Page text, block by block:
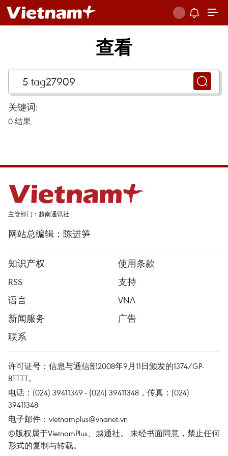
查看
关键词:
0 结果
主管部门：越南通讯社
网站总编辑：陈进笋
知识产权
使用条款
RSS
支持
语言
VNA
新闻服务
广告
联系
许可证号：信息与通信部2008年9月11日颁发的1374/GP-
BTTTT。
电话：(024) 39411349 - (024) 39411348，传真：(024)
39411348
电子邮件： vietnamplus@vnanet.vn
©版权属于VietnamPlus、越通社。 未经书面同意，禁止任何
形式的复制与转载。